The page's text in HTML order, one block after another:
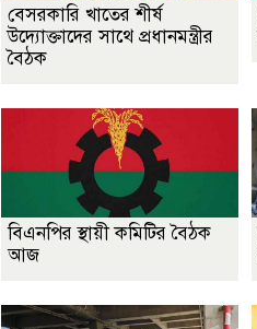
বেসরকারি খাতের শীর্ষ
উদ্যোক্তাদের সাথে প্রধানমন্ত্রীর
বৈঠক
বিএনপির স্থায়ী কমিটির বৈঠক
আজ